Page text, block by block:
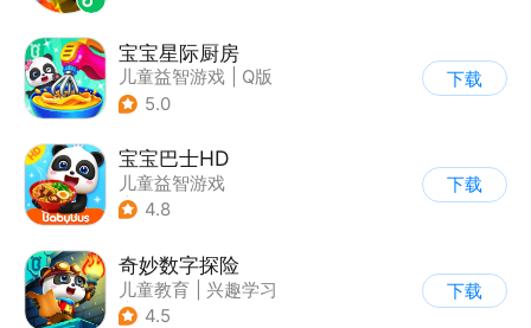
宝宝星际厨房
儿童益智游戏
Q版
5.0
下载
宝宝巴士HD
儿童益智游戏
| 启蒙早教
4.8
下载
奇妙数字探险
儿童教育
兴趣学习
| 儿童益智游戏
4.5
下载